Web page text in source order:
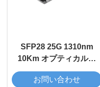
SFP28 25G 1310nm
10Km オプティカルト
ランシーバーモジュー
ル
お問い合わせ